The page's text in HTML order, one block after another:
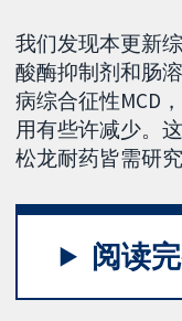
我们发现本更新
酸酶抑制剂和肠
病综合征性MCD
用有些许减少。
松龙耐药皆需研究
阅读